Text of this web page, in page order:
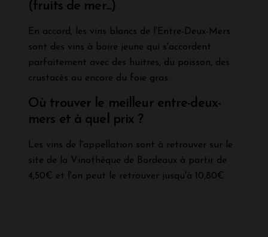
(fruits de mer...)
En accord, les vins blancs de l'Entre-Deux-Mers
sont des vins à boire jeune qui s'accordent
parfaitement avec des huitres, du poisson, des
crustacés ou encore du foie gras.
Où trouver le meilleur entre-deux-
mers et à quel prix ?
Les vins de l'appellation sont à retrouver sur le
site de la Vinothèque de Bordeaux à partir de
4,50€ et l'on peut le retrouver jusqu'à 10,80€.